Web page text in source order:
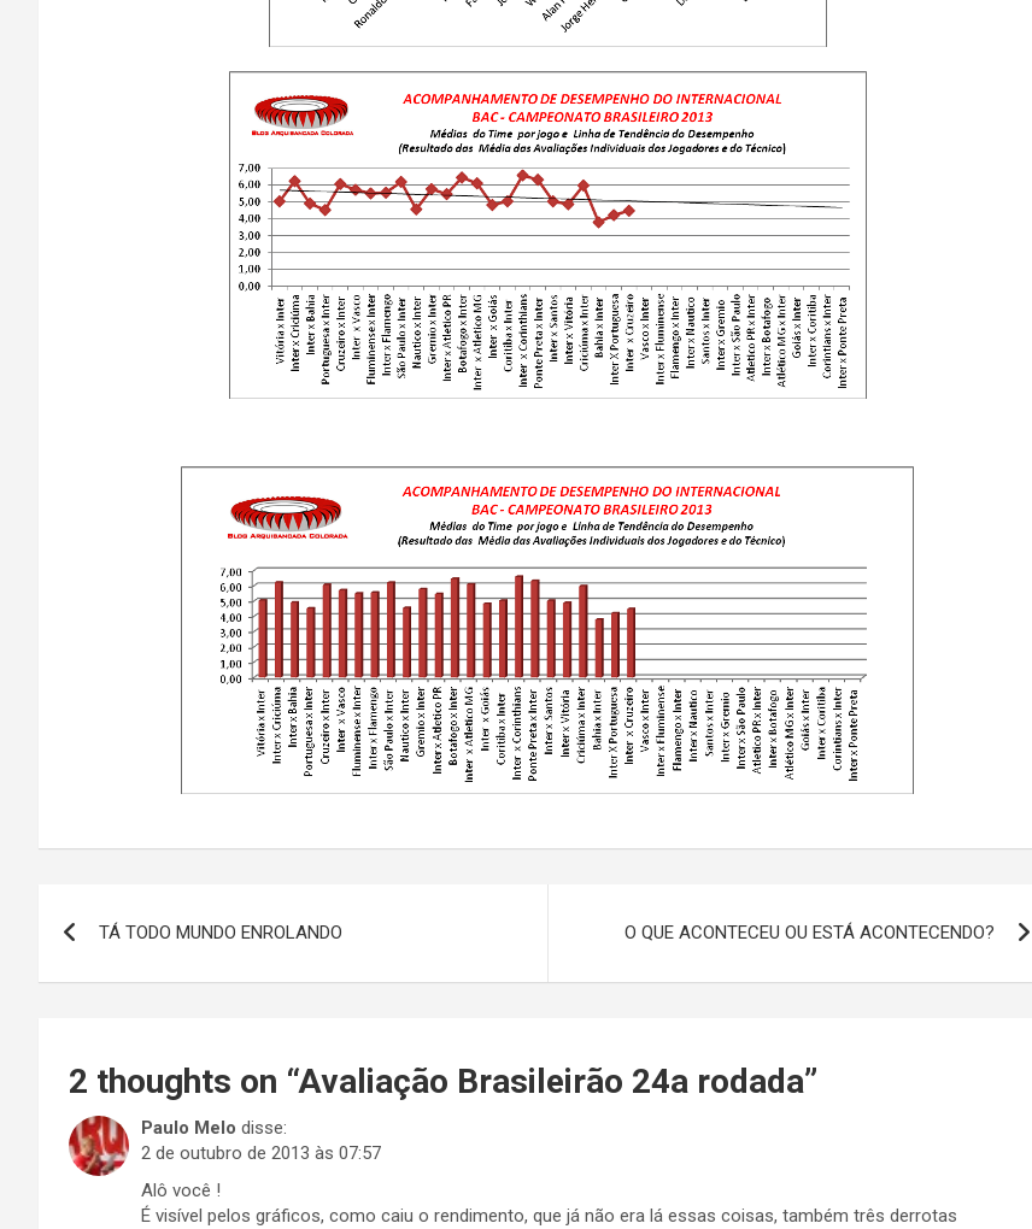
de
TÁ TODO MUNDO ENROLANDO O QUE ACONTECEU OU ESTÁ ACONTECENDO?
2 thoughts on “Avaliação Brasileirão 24a rodada”
Paulo Melo disse:
2 de outubro de 2013 às 07:57
Alô você !
É visível pelos gráficos, como caiu o rendimento, que já não era lá essas coisas, também três derrotas